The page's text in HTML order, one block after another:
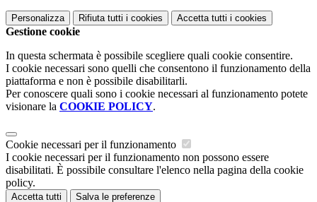
Personalizza Rifiuta tutti i cookies Accetta tutti i cookies
Gestione cookie
In questa schermata è possibile scegliere quali cookie consentire.
I cookie necessari sono quelli che consentono il funzionamento della
piattaforma e non è possibile disabilitarli.
Per conoscere quali sono i cookie necessari al funzionamento potete
visionare la COOKIE POLICY.
Cookie necessari per il funzionamento
I cookie necessari per il funzionamento non possono essere
disabilitati. È possibile consultare l'elenco nella pagina della cookie
policy.
Accetta tutti Salva le preferenze